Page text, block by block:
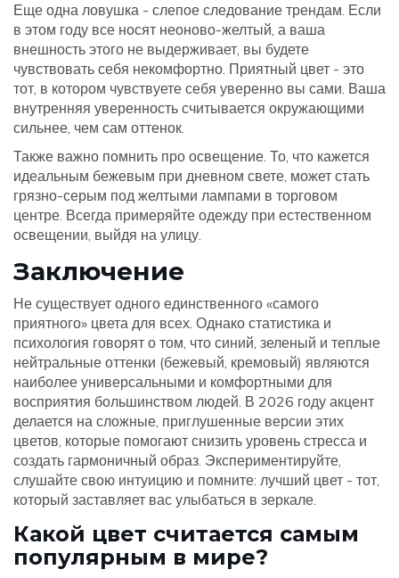
Еще одна ловушка - слепое следование трендам. Если
в этом году все носят неоново-желтый, а ваша
внешность этого не выдерживает, вы будете
чувствовать себя некомфортно. Приятный цвет - это
тот, в котором чувствуете себя уверенно вы сами. Ваша
внутренняя уверенность считывается окружающими
сильнее, чем сам оттенок.
Также важно помнить про освещение. То, что кажется
идеальным бежевым при дневном свете, может стать
грязно-серым под желтыми лампами в торговом
центре. Всегда примеряйте одежду при естественном
освещении, выйдя на улицу.
Заключение
Не существует одного единственного «самого
приятного» цвета для всех. Однако статистика и
психология говорят о том, что синий, зеленый и теплые
нейтральные оттенки (бежевый, кремовый) являются
наиболее универсальными и комфортными для
восприятия большинством людей. В 2026 году акцент
делается на сложные, приглушенные версии этих
цветов, которые помогают снизить уровень стресса и
создать гармоничный образ. Экспериментируйте,
слушайте свою интуицию и помните: лучший цвет - тот,
который заставляет вас улыбаться в зеркале.
Какой цвет считается самым
популярным в мире?